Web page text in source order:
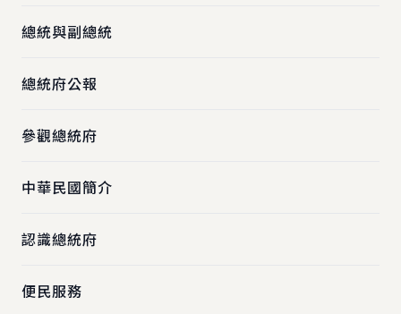
總統與副總統
總統府公報
參觀總統府
中華民國簡介
認識總統府
便民服務